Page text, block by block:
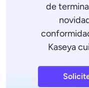
de
Kaseya